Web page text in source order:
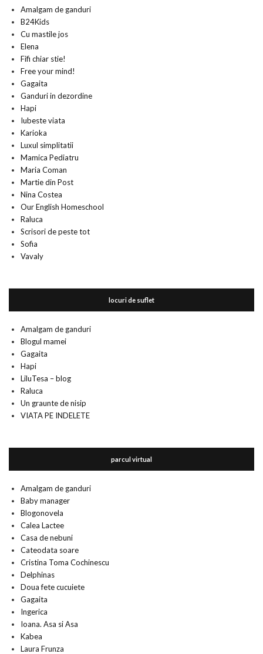
Amalgam de ganduri
B24Kids
Cu mastile jos
Elena
Fifi chiar stie!
Free your mind!
Gagaita
Ganduri in dezordine
Hapi
Iubeste viata
Karioka
Luxul simplitatii
Mamica Pediatru
Maria Coman
Martie din Post
Nina Costea
Our English Homeschool
Raluca
Scrisori de peste tot
Sofia
Vavaly
locuri de suflet
Amalgam de ganduri
Blogul mamei
Gagaita
Hapi
LiluTesa – blog
Raluca
Un graunte de nisip
VIATA PE INDELETE
parcul virtual
Amalgam de ganduri
Baby manager
Blogonovela
Calea Lactee
Casa de nebuni
Cateodata soare
Cristina Toma Cochinescu
Delphinas
Doua fete cucuiete
Gagaita
Ingerica
Ioana. Asa si Asa
Kabea
Laura Frunza